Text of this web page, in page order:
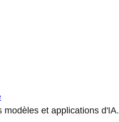
modèles et applications d'IA.